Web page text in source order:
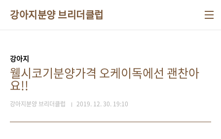
강아지분양 브리더클럽
강아지
웰시코기분양가격 오케이독에선 괜찬아
요!!
강아지분양 브리더클럽 2019. 12. 30. 19:10